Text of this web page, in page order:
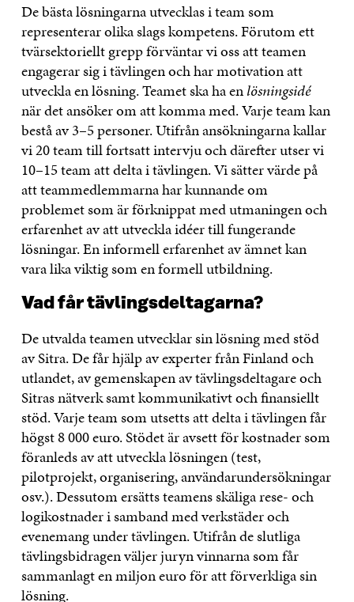
De bästa lösningarna utvecklas i team som
representerar olika slags kompetens. Förutom ett
tvärsektoriellt grepp förväntar vi oss att teamen
engagerar sig i tävlingen och har motivation att
utveckla en lösning. Teamet ska ha enlösningsidé
när det ansöker om att komma med. Varje team kan
bestå av 3–5 personer. Utifrån ansökningarna kallar
vi 20 team till fortsatt intervju och därefter utser vi
10–15 team att delta i tävlingen. Vi sätter värde på
att teammedlemmarna har kunnande om
problemet som är förknippat med utmaningen och
erfarenhet av att utveckla idéer till fungerande
lösningar. En informell erfarenhet av ämnet kan
vara lika viktig som en formell utbildning.
Vad får tävlingsdeltagarna?
De utvalda teamen utvecklar sin lösning med stöd
av Sitra. De får hjälp av experter från Finland och
utlandet, av gemenskapen av tävlingsdeltagare och
Sitras nätverk samt kommunikativt och finansiellt
stöd. Varje team som utsetts att delta i tävlingen får
högst 8 000 euro. Stödet är avsett för kostnader som
föranleds av att utveckla lösningen (test,
pilotprojekt, organisering, användarundersökningar
osv.). Dessutom ersätts teamens skäliga rese- och
logikostnader i samband med verkstäder och
evenemang under tävlingen. Utifrån de slutliga
tävlingsbidragen väljer juryn vinnarna som får
sammanlagt en miljon euro för att förverkliga sin
lösning.